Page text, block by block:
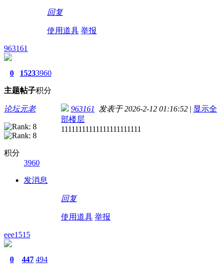
回复
使用道具 举报
963161
0
主题
1523
帖子
3960
积分
论坛元老
积分
3960
发消息
963161 发表于 2026-2-12 01:16:52 | 显示全
部楼层
11111111111111111111111
回复
使用道具 举报
eee1515
0 447 494